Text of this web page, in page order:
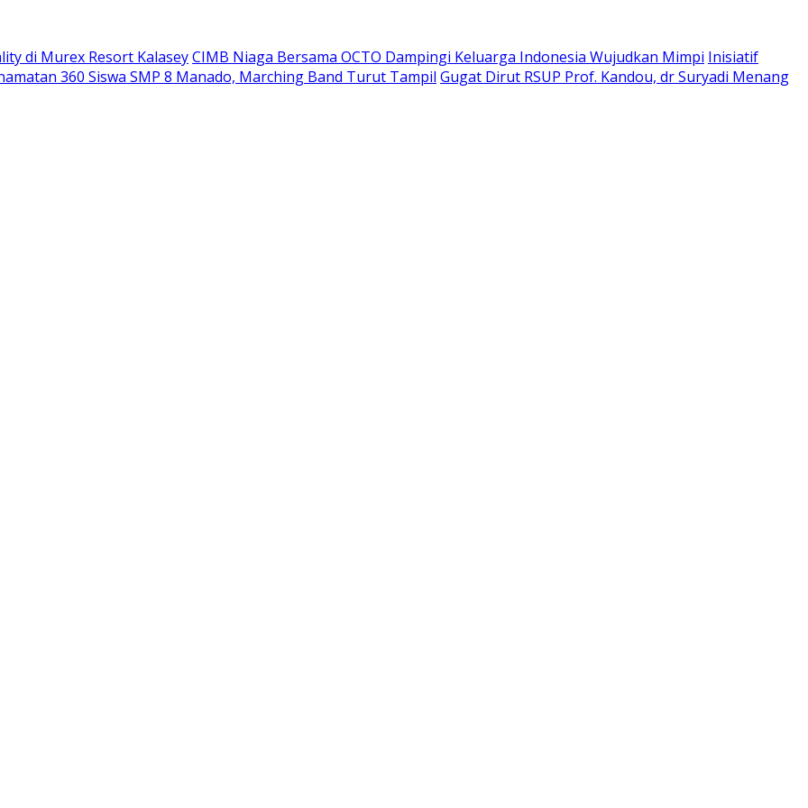
di Murex Resort KalaseyCIMB Niaga Bersama OCTO Dampingi Keluarga Indonesia Wujudkan Mimpi Inisiatif
360 Siswa SMP 8 Manado, Marching Band Turut Tampil Gugat Dirut RSUP Prof. Kandou, dr Suryadi Menang